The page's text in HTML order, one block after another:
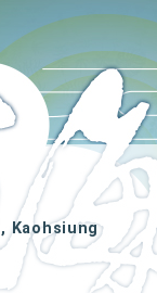
Kaohsiung